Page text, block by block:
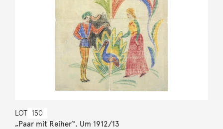
LOT 150
„Paar mit Reiher“. Um 1912/13